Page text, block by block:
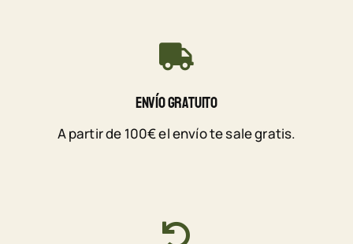
Envío Gratuito
A partir de 100€ el envío te sale gratis.